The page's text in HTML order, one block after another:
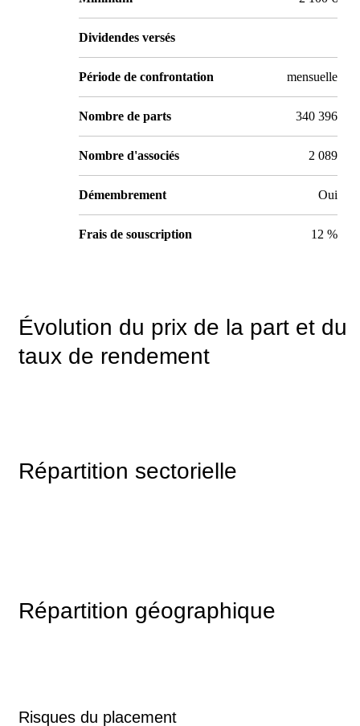
Dividendes versés
Période de confrontation mensuelle
Nombre de parts 340 396
Nombre d'associés 2 089
Démembrement Oui
Frais de souscription 12 %
Évolution du prix de la part et du
taux de rendement
Répartition sectorielle
Répartition géographique
Risques du placement